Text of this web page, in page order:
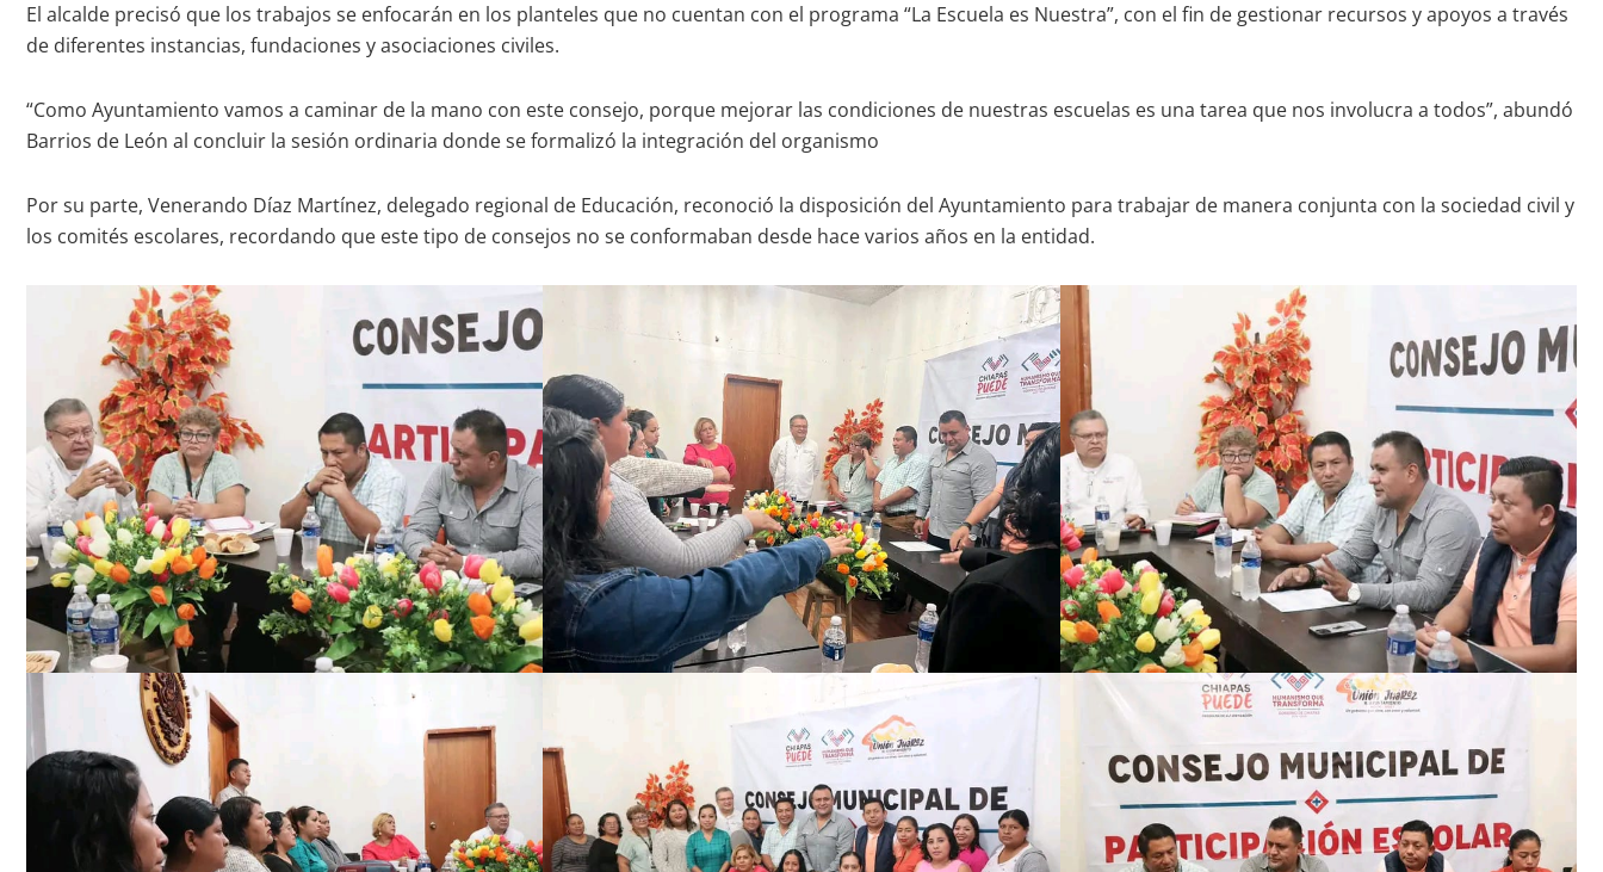
El alcalde precisó que los trabajos se enfocarán en los planteles que no cuentan con el programa “La Escuela es Nuestra”, con el fin de gestionar recursos y apoyos a través
de diferentes instancias, fundaciones y asociaciones civiles.
“Como Ayuntamiento vamos a caminar de la mano con este consejo, porque mejorar las condiciones de nuestras escuelas es una tarea que nos involucra a todos”, abundó
Barrios de León al concluir la sesión ordinaria donde se formalizó la integración del organismo
Por su parte, Venerando Díaz Martínez, delegado regional de Educación, reconoció la disposición del Ayuntamiento para trabajar de manera conjunta con la sociedad civil y
los comités escolares, recordando que este tipo de consejos no se conformaban desde hace varios años en la entidad.